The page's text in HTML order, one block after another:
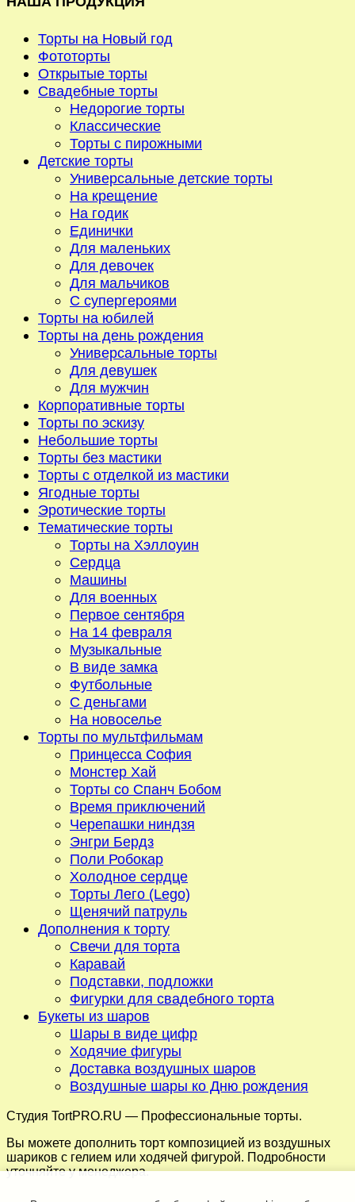
Торты на Новый год
Фототорты
Открытые торты
Свадебные торты
Недорогие торты
Классические
Торты с пирожными
Детские торты
Универсальные детские торты
На крещение
На годик
Единички
Для маленьких
Для девочек
Для мальчиков
С супергероями
Торты на юбилей
Торты на день рождения
Универсальные торты
Для девушек
Для мужчин
Корпоративные торты
Торты по эскизу
Небольшие торты
Торты без мастики
Торты с отделкой из мастики
Ягодные торты
Эротические торты
Тематические торты
Торты на Хэллоуин
Сердца
Машины
Для военных
Первое сентября
На 14 февраля
Музыкальные
В виде замка
Футбольные
С деньгами
На новоселье
Торты по мультфильмам
Принцесса София
Монстер Хай
Торты со Спанч Бобом
Время приключений
Черепашки ниндзя
Энгри Бердз
Поли Робокар
Холодное сердце
Торты Лего (Lego)
Щенячий патруль
Дополнения к торту
Свечи для торта
Каравай
Подставки, подложки
Фигурки для свадебного торта
Букеты из шаров
Шары в виде цифр
Ходячие фигуры
Доставка воздушных шаров
Воздушные шары ко Дню рождения
Студия TortPRO.RU — Профессиональные торты.
Вы можете дополнить торт композицией из воздушных
шариков с гелием или ходячей фигурой. Подробности
уточняйте у менеджера.